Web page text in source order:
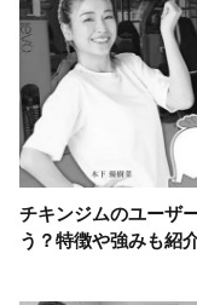
チキンジムのユーザ
う？特徴や強みも紹